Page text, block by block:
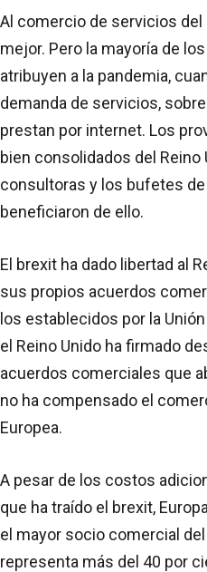
Al comercio de servicios del
mejor. Pero la mayoría de
atribuyen a la pandemia,
demanda de servicios,
prestan por internet. Los
bien consolidados del Reino
consultoras y los bufetes de
beneficiaron de ello.
El brexit ha dado libertad al
sus propios acuerdos
los establecidos por la
el Reino Unido ha firmado
acuerdos comerciales que
no ha compensado el
Europea.
A pesar de los costos
que ha traído el brexit,
el mayor socio comercial del
representa más del 40 por